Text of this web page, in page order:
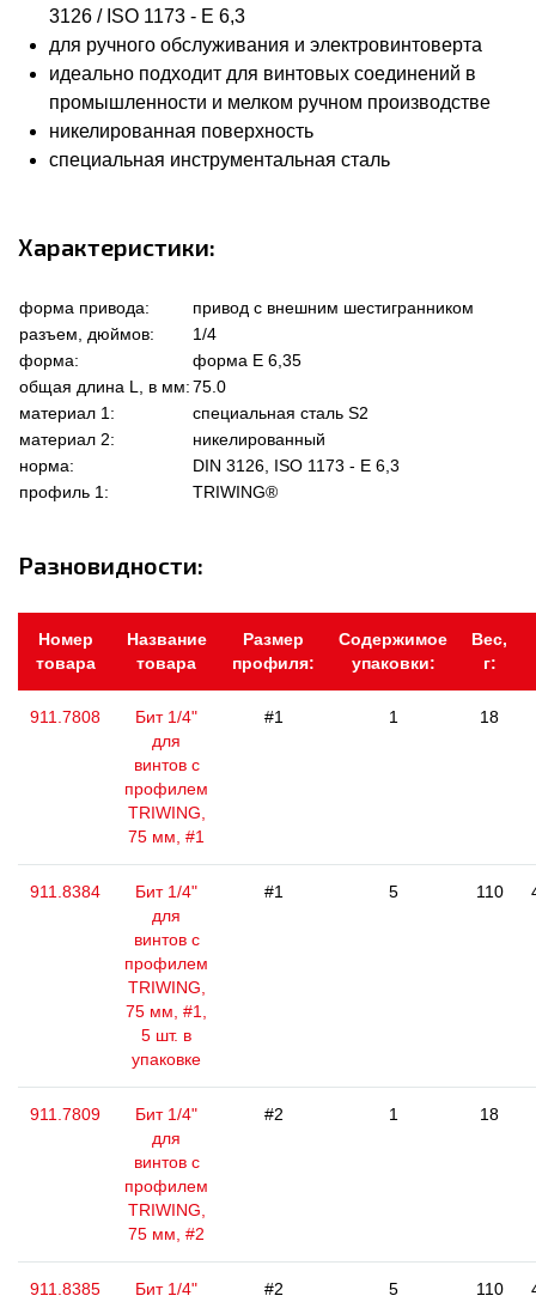
3126 / ISO 1173 - E 6,3
для ручного обслуживания и электровинтоверта
идеально подходит для винтовых соединений в
промышленности и мелком ручном производстве
никелированная поверхность
специальная инструментальная сталь
Характеристики:
форма привода:
привод с внешним шестигранником
разъем, дюймов:
1/4
форма:
форма Е 6,35
общая длина L, в мм:75.0
материал 1:
специальная сталь S2
материал 2:
никелированный
норма:
DIN 3126, ISO 1173 - E 6,3
профиль 1:
TRIWING®
Разновидности:
Номер
товара
Название
товара
Размер
профиля:
Содержимое
упаковки:
Вес,
г:
911.7808
Бит 1/4"
для
винтов с
профилем
TRIWING,
75 мм, #1
#1 1 18
911.8384
Бит 1/4"
для
винтов с
профилем
TRIWING,
75 мм, #1,
5 шт. в
упаковке
#1 5 110
911.7809
Бит 1/4"
для
винтов с
профилем
TRIWING,
75 мм, #2
#2 1 18
911.8385
Бит 1/4"
#2 5 110